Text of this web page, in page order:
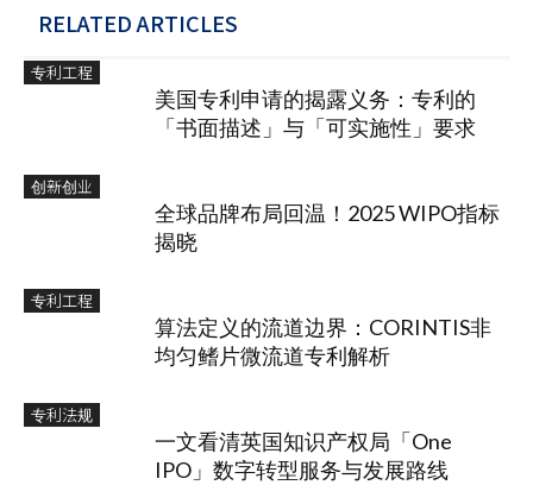
RELATED ARTICLES
专利工程
美国专利申请的揭露义务：专利的
「书面描述」与「可实施性」要求
创新创业
全球品牌布局回温！2025 WIPO指标
揭晓
专利工程
算法定义的流道边界：CORINTIS非
均匀鳍片微流道专利解析
专利法规
一文看清英国知识产权局「One
IPO」数字转型服务与发展路线